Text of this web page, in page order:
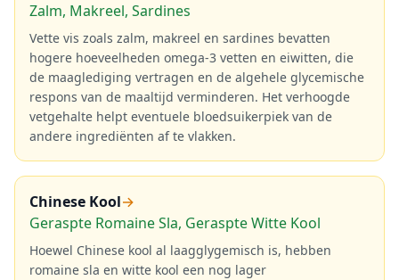
Zalm, Makreel, Sardines
Vette vis zoals zalm, makreel en sardines bevatten
hogere hoeveelheden omega-3 vetten en eiwitten, die
de maaglediging vertragen en de algehele glycemische
respons van de maaltijd verminderen. Het verhoogde
vetgehalte helpt eventuele bloedsuikerpiek van de
andere ingrediënten af te vlakken.
Chinese Kool→
Geraspte Romaine Sla, Geraspte Witte Kool
Hoewel Chinese kool al laagglygemisch is, hebben
romaine sla en witte kool een nog lager